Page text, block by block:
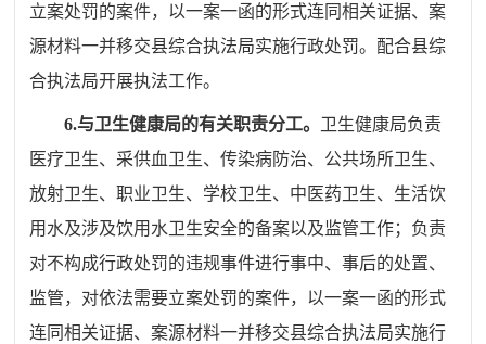
立案处罚的案件，以一案一函的形式连同相关证据、案
源材料一并移交县综合执法局实施行政处罚。配合县综
合执法局开展执法工作。
6.与卫生健康局的有关职责分工。 卫生健康局负责
医疗卫生、采供血卫生、传染病防治、公共场所卫生、
放射卫生、职业卫生、学校卫生、中医药卫生、生活饮
用水及涉及饮用水卫生安全的备案以及监管工作；负责
对不构成行政处罚的违规事件进行事中、事后的处置、
监管，对依法需要立案处罚的案件，以一案一函的形式
连同相关证据、案源材料一并移交县综合执法局实施行